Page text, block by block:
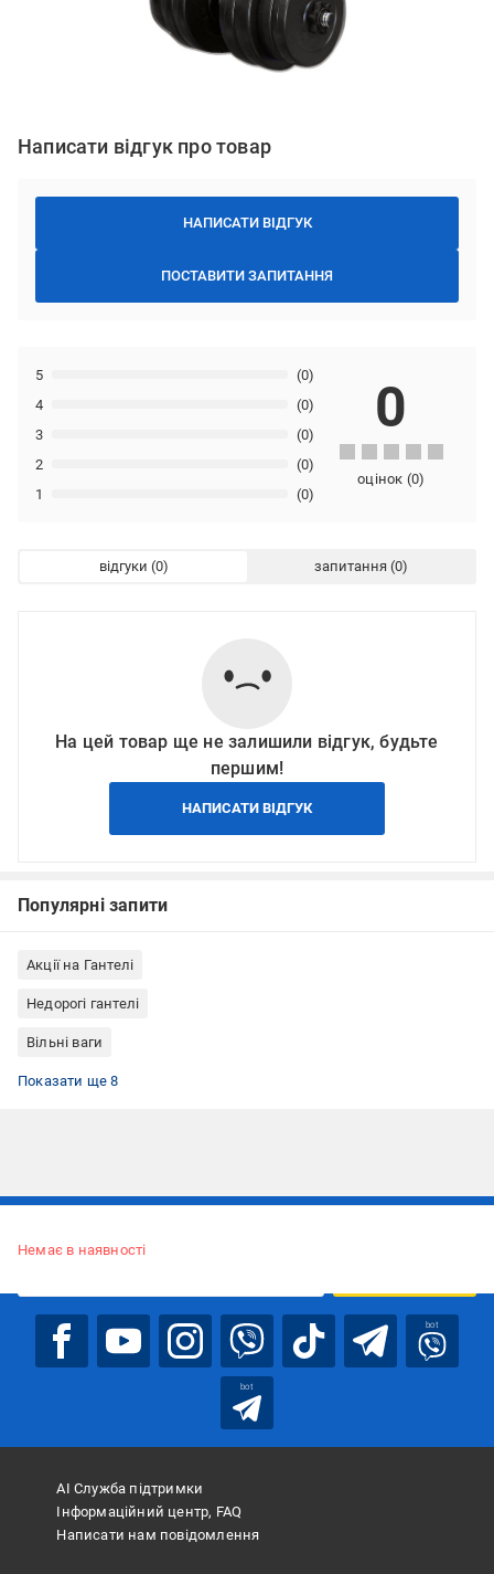
Написати відгук про товар
НАПИСАТИ ВІДГУК
ПОСТАВИТИ ЗАПИТАННЯ
1 (0)
2 (0)
3 (0)
4 (0)
5 (0)
0
оцінок (0)
відгуки запитання
На цей товар ще не залишили відгук, будьте
першим!
НАПИСАТИ ВІДГУК
Популярні запити
Акції на Гантелі
Недорогі гантелі
Вільні ваги
Показати ще 8
Немає в наявності
bot
bot
АІ Служба підтримки
Інформаційний центр, FAQ
Написати нам повідомлення